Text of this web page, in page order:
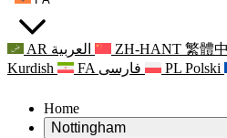
AR العربية ZH-HANT 繁體
Kurdish
FA فارسی PL Polski
Home
Nottingham